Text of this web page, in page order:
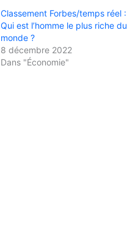
Classement Forbes/temps réel :
Qui est l’homme le plus riche du
monde ?
8 décembre 2022
Dans "Économie"